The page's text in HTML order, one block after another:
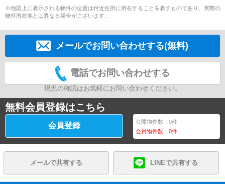
※地図上に表示される物件の位置は付近住所に所在することを表すものであり、実際の
物件所在地とは異なる場合がございます。
メールでお問い合わせする(無料)
電話でお問い合わせする
現況の確認はお気軽にお問い合わせください。
無料会員登録はこちら
会員登録 公開物件数：0件
会員物件数：0件
メールで共有する LINEで共有する